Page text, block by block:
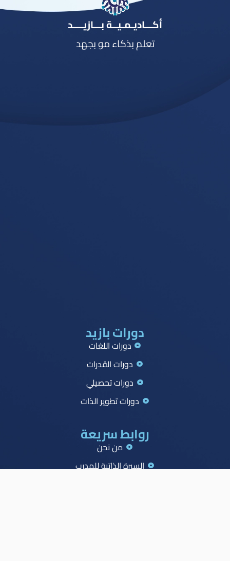
أكـــاديـمـيــة بـــازيــــد
تعلم بذكاء مو بجهد
دورات بازيد
دورات اللغات
دورات القدرات
دورات تحصيلي
دورات تطوير الذات
روابط سريعة
من نحن
السيرة الذاتية للمدرب